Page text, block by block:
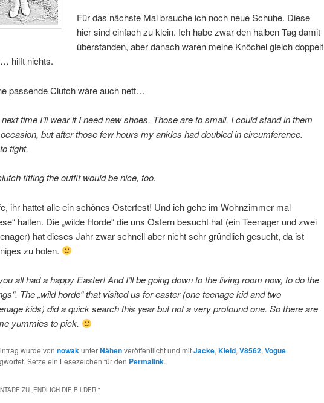
Für das nächste Mal brauche ich noch neue Schuhe. Diese
hier sind einfach zu klein. Ich habe zwar den halben Tag damit
überstanden, aber danach waren meine Knöchel gleich doppelt
hilft nichts.
passende Clutch wäre auch nett…
time I’ll wear it I need new shoes. Those are to small. I could stand in them
but after those few hours my ankles had doubled in circumference.
tight.
fitting the outfit would be nice, too.
ihr hattet alle ein schönes Osterfest! Und ich gehe im Wohnzimmer mal
halten. Die „wilde Horde“ die uns Ostern besucht hat (ein Teenager und zwei
hat dieses Jahr zwar schnell aber nicht sehr gründlich gesucht, da ist
zu holen.
all had a happy Easter! And I’ll be going down to the living room now, to do the
The „wild horde“ that visited us for easter (one teenage kid and two
kids) did a quick search this year but not a very profound one. So there are
yummies to pick.
wurde von nowakunterNähenveröffentlicht und mitJacke,Kleid,V8562,Vogue
Setze ein Lesezeichen für den Permalink.
ZU „ENDLICH DIE BILDER!“